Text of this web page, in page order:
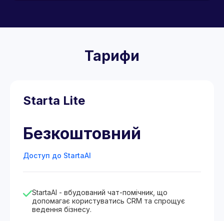
Тарифи
Starta Lite
Безкоштовний
Доступ до StartaAI
StartaAI - вбудований чат-помічник, що
допомагає користуватись CRM та спрощує
ведення бізнесу.